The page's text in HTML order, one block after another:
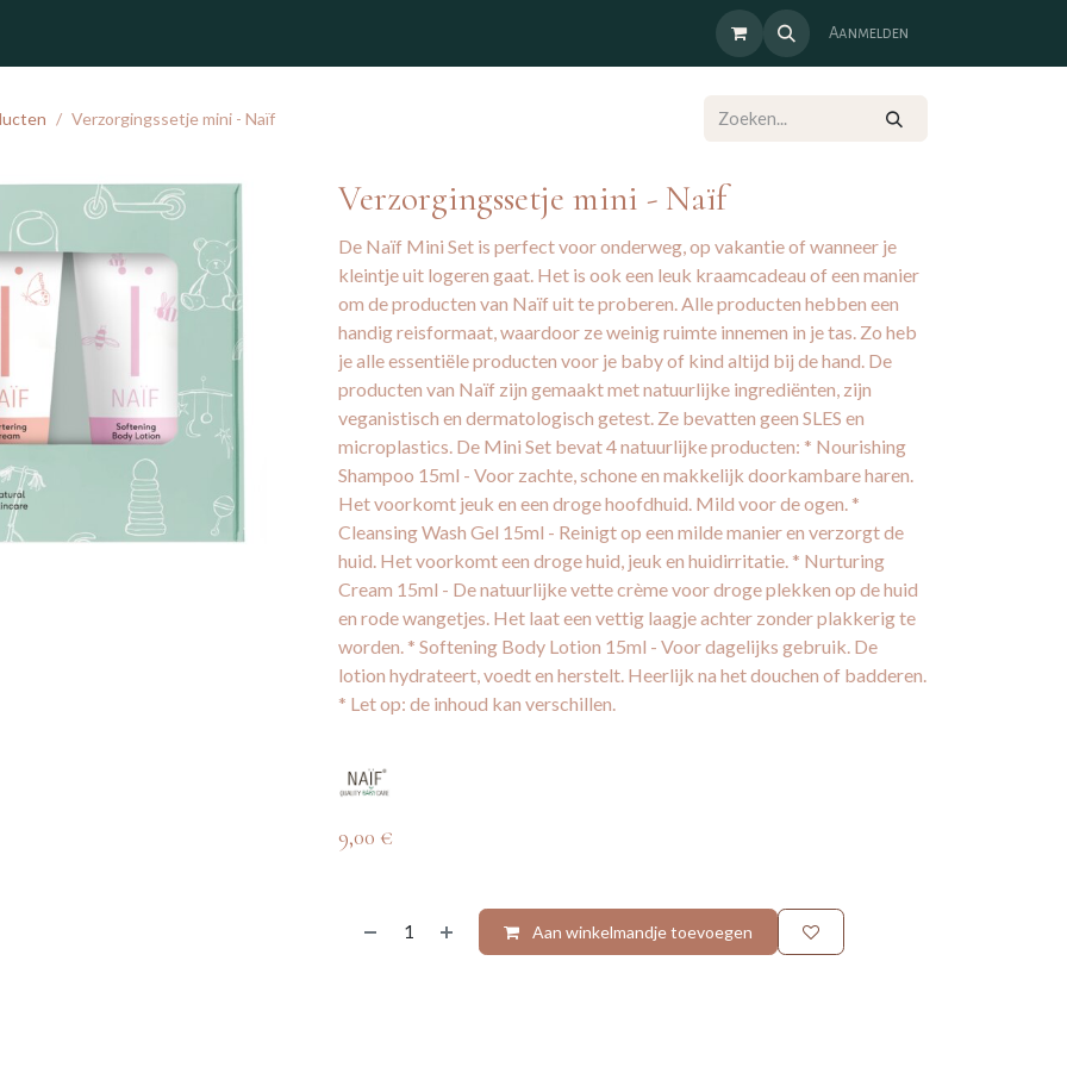
Aanmelden
Verzorgingssetje mini - Naïf
Verzorgingssetje mini - Naïf
De Naïf Mini Set is perfect voor onderweg, op vakantie of wanneer je
kleintje uit logeren gaat. Het is ook een leuk kraamcadeau of een manier
om de producten van Naïf uit te proberen. Alle producten hebben een
handig reisformaat, waardoor ze weinig ruimte innemen in je tas. Zo heb
je alle essentiële producten voor je baby of kind altijd bij de hand. De
producten van Naïf zijn gemaakt met natuurlijke ingrediënten, zijn
veganistisch en dermatologisch getest. Ze bevatten geen SLES en
microplastics. De Mini Set bevat 4 natuurlijke producten: * Nourishing
Shampoo 15ml - Voor zachte, schone en makkelijk doorkambare haren.
Het voorkomt jeuk en een droge hoofdhuid. Mild voor de ogen. *
Cleansing Wash Gel 15ml - Reinigt op een milde manier en verzorgt de
huid. Het voorkomt een droge huid, jeuk en huidirritatie. * Nurturing
Cream 15ml - De natuurlijke vette crème voor droge plekken op de huid
en rode wangetjes. Het laat een vettig laagje achter zonder plakkerig te
worden. * Softening Body Lotion 15ml - Voor dagelijks gebruik. De
lotion hydrateert, voedt en herstelt. Heerlijk na het douchen of badderen.
* Let op: de inhoud kan verschillen.
9,00 €
Aan winkelmandje toevoegen